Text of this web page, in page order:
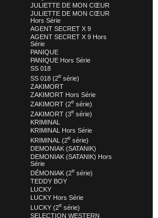
JULIETTE DE MON CŒUR
JULIETTE DE MON CŒUR
Hors Série
AGENT SECRET X 9
AGENT SECRET X 9 Hors
Série
PANIQUE
PANIQUE Hors Série
SS 018
SS 018 (2esérie)
ZAKIMORT
ZAKIMORT Hors Série
ZAKIMORT (2esérie)
ZAKIMORT (3esérie)
KRIMINAL
KRIMINAL Hors Série
KRIMINAL (2esérie)
DEMONIAK (SATANIK)
DEMONIAK (SATANIK) Hors
Série
DÉMONIAK (2esérie)
TEDDY BOY
LUCKY
LUCKY Hors Série
LUCKY (2esérie)
SELECTION WESTERN